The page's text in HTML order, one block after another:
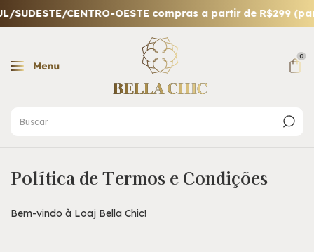
SUDESTE/CENTRO-OESTE compras a partir de R$299
0
Política de Termos e Condições
Bem-vindo à Loaj Bella Chic!